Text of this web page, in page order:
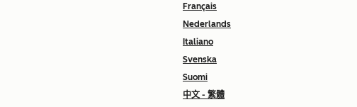
Français
Nederlands
Italiano
Svenska
Suomi
中文 - 繁體